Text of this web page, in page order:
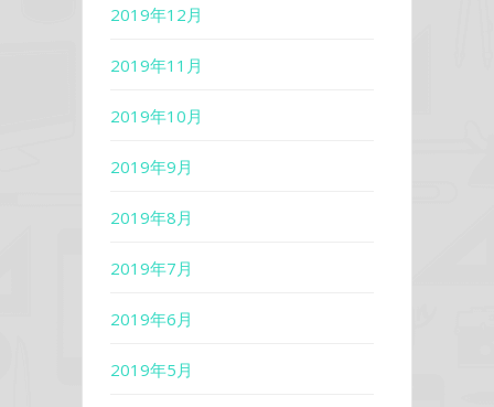
2019年12月
2019年11月
2019年10月
2019年9月
2019年8月
2019年7月
2019年6月
2019年5月